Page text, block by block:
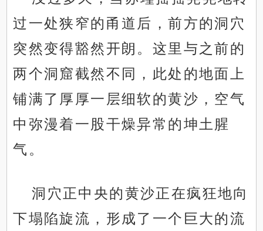
过一处狭窄的甬道后，前方的洞穴
突然变得豁然开朗。这里与之前的
两个洞窟截然不同，此处的地面上
铺满了厚厚一层细软的黄沙，空气
中弥漫着一股干燥异常的坤土腥
气。
洞穴正中央的黄沙正在疯狂地向
下塌陷旋流，形成了一个巨大的流